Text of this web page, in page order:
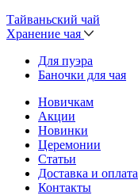
Тайваньский чай
Хранение чая
Для пуэра
Баночки для чая
Новичкам
Акции
Новинки
Церемонии
Статьи
Доставка и оплата
Контакты